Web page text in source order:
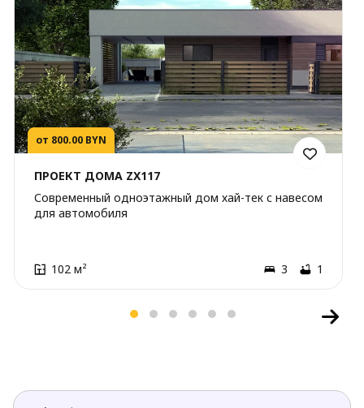
от 800.00 BYN
ПРОЕКТ ДОМА ZX117
Современный одноэтажный дом хай-тек с навесом
для автомобиля
102 м² 3 1